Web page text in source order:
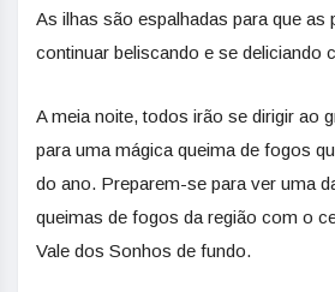
As ilhas são espalhadas para que as
continuar beliscando e se deliciando
A meia noite, todos irão se dirigir ao
para uma mágica queima de fogos
do ano. Preparem-se para ver uma
queimas de fogos da região com o
Vale dos Sonhos de fundo.